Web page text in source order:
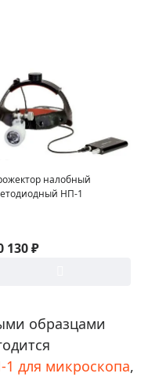
налобный
НП-1
130 ₽
образцами
для микроскопа,